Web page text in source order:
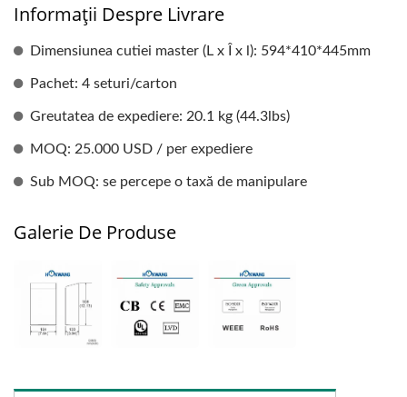
Informații Despre Livrare
Dimensiunea cutiei master (L x Î x l): 594*410*445mm
Pachet: 4 seturi/carton
Greutatea de expediere: 20.1 kg (44.3lbs)
MOQ: 25.000 USD / per expediere
Sub MOQ: se percepe o taxă de manipulare
Galerie De Produse